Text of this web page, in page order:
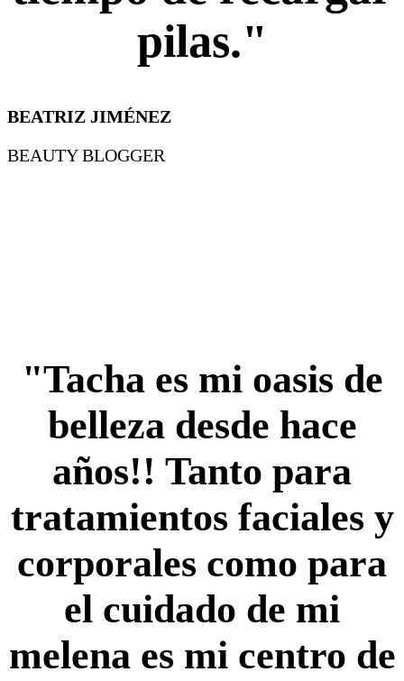
pilas."
BEATRIZ JIMÉNEZ
BEAUTY BLOGGER
"Tacha es mi oasis de
belleza desde hace
años!! Tanto para
tratamientos faciales y
corporales como para
el cuidado de mi
melena es mi centro de